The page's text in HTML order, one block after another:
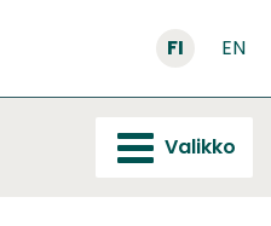
FI EN
Valikko